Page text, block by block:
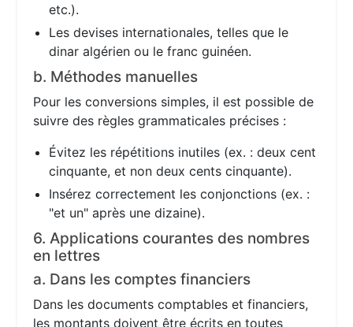
etc.).
Les devises internationales, telles que le
dinar algérien ou le franc guinéen.
b. Méthodes manuelles
Pour les conversions simples, il est possible de
suivre des règles grammaticales précises :
Évitez les répétitions inutiles (ex. : deux cent
cinquante, et non deux cents cinquante).
Insérez correctement les conjonctions (ex. :
"et un" après une dizaine).
6. Applications courantes des nombres
en lettres
a. Dans les comptes financiers
Dans les documents comptables et financiers,
les montants doivent être écrits en toutes